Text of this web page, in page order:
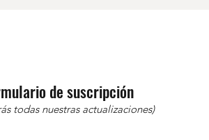
de suscripción
todas nuestras actualizaciones)